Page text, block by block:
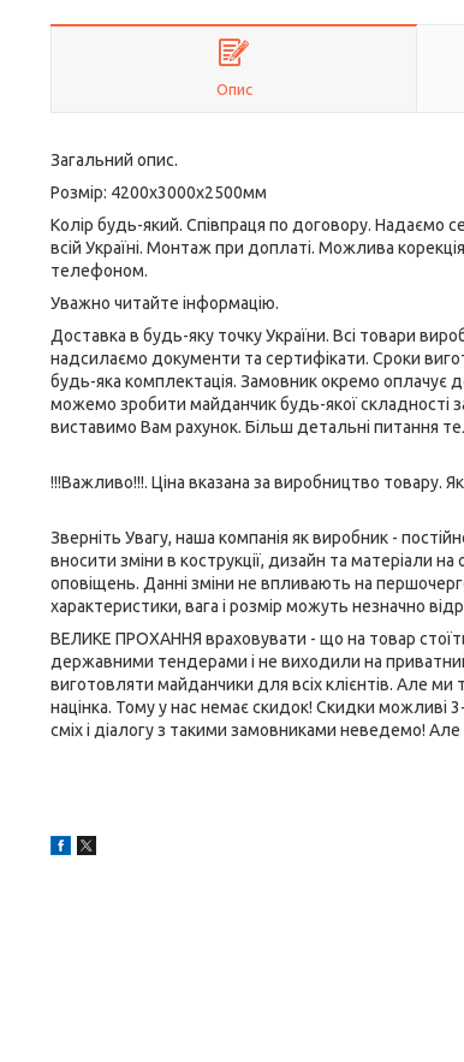
Опис
Загальний опис.
Розмір: 4200х3000х2500мм
Колір будь-який. Співпраця по договору. Надаємо
всій Україні. Монтаж при доплаті. Можлива
телефоном.
Уважно читайте інформацію.
Доставка в будь-яку точку України. Всі товари
надсилаємо документи та сертифікати. Сроки
будь-яка комплектація. Замовник окремо оплачує
можемо зробити майданчик будь-якої складності
виставимо Вам рахунок. Більш детальні питання
!!!Важливо!!!. Ціна вказана за виробництво товару.
Зверніть Увагу, наша компанія як виробник -
вносити зміни в кострукції, дизайн та матеріали на
оповіщень. Данні зміни не впливають на
характеристики, вага і розмір можуть незначно
ВЕЛИКЕ ПРОХАННЯ враховувати - що на товар
державними тендерами і не виходили на
виготовляти майданчики для всіх клієнтів. Але ми
націнка. Тому у нас немає скидок! Скидки можливі
сміх і діалогу з такими замовниками неведемо!